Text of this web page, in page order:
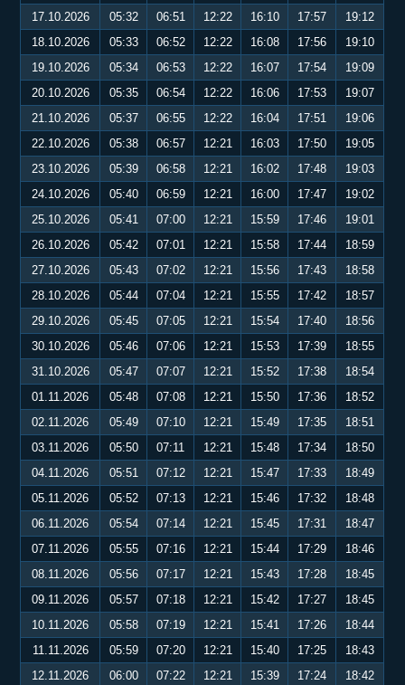
17.10.2026
05:32 06:51 12:22 16:10 17:57
19:12
18.10.2026
05:33 06:52 12:22 16:08 17:56
19:10
19.10.2026
05:34 06:53 12:22 16:07 17:54
19:09
20.10.2026
05:35 06:54 12:22 16:06 17:53
19:07
21.10.2026
05:37 06:55 12:22 16:04 17:51
19:06
22.10.2026
05:38 06:57 12:21 16:03 17:50
19:05
23.10.2026
05:39 06:58 12:21 16:02 17:48
19:03
24.10.2026
05:40 06:59 12:21 16:00 17:47
19:02
25.10.2026
05:41 07:00 12:21 15:59 17:46
19:01
26.10.2026
05:42 07:01 12:21 15:58 17:44
18:59
27.10.2026
05:43 07:02 12:21 15:56 17:43
18:58
28.10.2026
05:44 07:04 12:21 15:55 17:42
18:57
29.10.2026
05:45 07:05 12:21 15:54 17:40
18:56
30.10.2026
05:46 07:06 12:21 15:53 17:39
18:55
31.10.2026
05:47 07:07 12:21 15:52 17:38
18:54
01.11.2026
05:48 07:08 12:21 15:50 17:36
18:52
02.11.2026
05:49 07:10 12:21 15:49 17:35
18:51
03.11.2026
05:50 07:11 12:21 15:48 17:34
18:50
04.11.2026
05:51 07:12 12:21 15:47 17:33
18:49
05.11.2026
05:52 07:13 12:21 15:46 17:32
18:48
06.11.2026
05:54 07:14 12:21 15:45 17:31
18:47
07.11.2026
05:55 07:16 12:21 15:44 17:29
18:46
08.11.2026
05:56 07:17 12:21 15:43 17:28
18:45
09.11.2026
05:57 07:18 12:21 15:42 17:27
18:45
10.11.2026
05:58 07:19 12:21 15:41 17:26
18:44
11.11.2026
05:59 07:20 12:21 15:40 17:25
18:43
12.11.2026
06:00 07:22 12:21 15:39 17:24
18:42